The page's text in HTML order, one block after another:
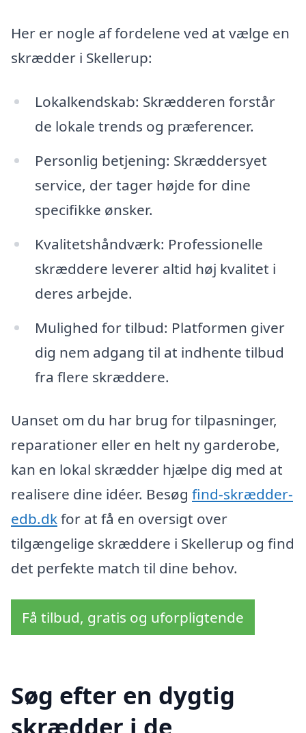
Her er nogle af fordelene ved at vælge en
skrædder i Skellerup:
Lokalkendskab: Skrædderen forstår
de lokale trends og præferencer.
Personlig betjening: Skræddersyet
service, der tager højde for dine
specifikke ønsker.
Kvalitetshåndværk: Professionelle
skræddere leverer altid høj kvalitet i
deres arbejde.
Mulighed for tilbud: Platformen giver
dig nem adgang til at indhente tilbud
fra flere skræddere.
Uanset om du har brug for tilpasninger,
reparationer eller en helt ny garderobe,
kan en lokal skrædder hjælpe dig med at
realisere dine idéer. Besøg find-skrædder-
edb.dkfor at få en oversigt over
tilgængelige skræddere i Skellerup og find
det perfekte match til dine behov.
Få tilbud, gratis og uforpligtende
Søg efter en dygtig
skrædder i de